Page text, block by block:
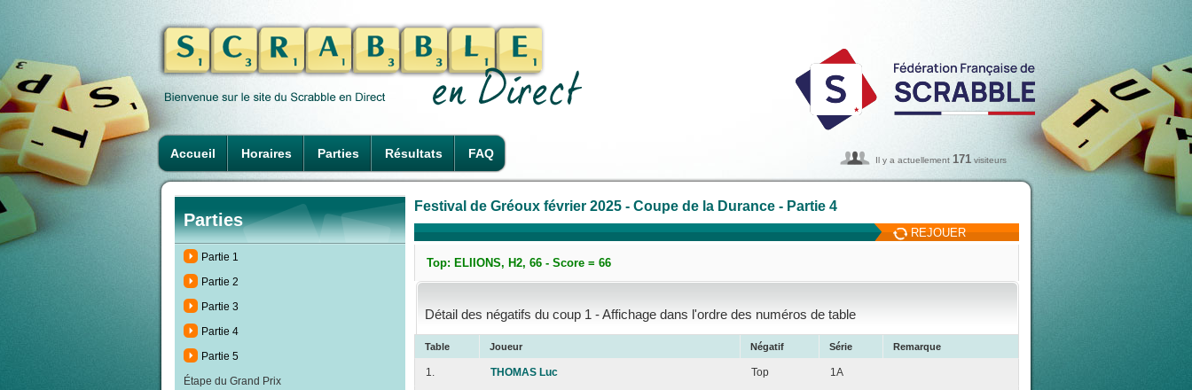
Accueil Horaires Parties Résultats FAQ Il y a actuellement 171 visiteurs
Parties
Partie 1
Partie 2
Partie 3
Partie 4
Partie 5
Étape du Grand Prix
Festival de Gréoux février 2025 - Coupe de la Durance - Partie 4
REJOUER
Top: ELIIONS, H2, 66 - Score = 66
Détail des négatifs du coup 1 - Affichage dans l'ordre des numéros de table
Table Joueur Négatif Série Remarque
1. THOMAS Luc Top 1A